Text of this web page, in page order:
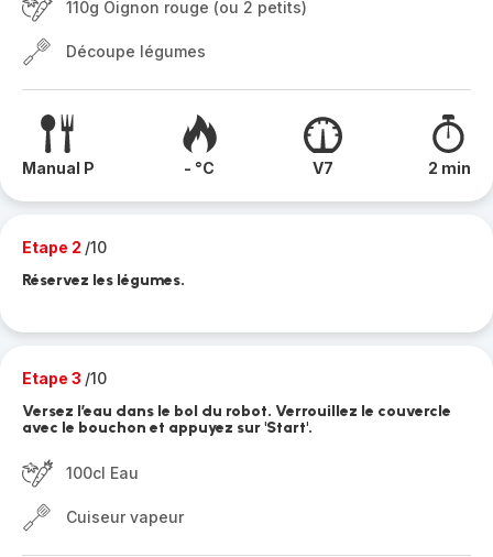
110g Oignon rouge (ou 2 petits)
Découpe légumes
Manual P - °C V7 2 min
Etape 2 /10
Réservez les légumes.
Etape 3 /10
Versez l’eau dans le bol du robot. Verrouillez le couvercle
avec le bouchon et appuyez sur 'Start'.
100cl Eau
Cuiseur vapeur